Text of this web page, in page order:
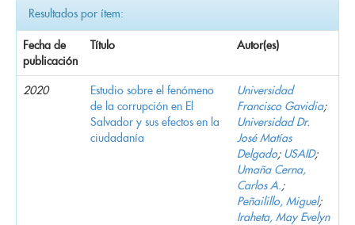
Resultados por ítem:
Fecha de
publicación
Título Autor(es)
2020
Estudio sobre el fenómeno
de la corrupción en El
Salvador y sus efectos en la
ciudadanía
Universidad
Francisco Gavidia;
Universidad Dr.
José Matías
Delgado; USAID;
Umaña Cerna,
Carlos A.;
Peñailillo, Miguel;
Iraheta, May Evelyn